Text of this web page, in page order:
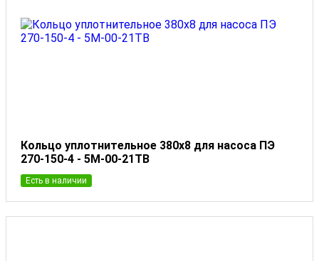
Кольцо уплотнительное 380x8 для насоса ПЭ
270-150-4 - 5М-00-21ТВ
Есть в наличии